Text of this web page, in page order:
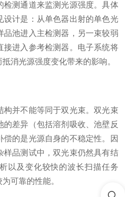
检测通道来监测光源强度。具体
设计是：从单色器出射的单色光
品池进入主检测器，另一束较弱
接进入参考检测器。电子系统将
消光源强度变化带来的影响。
构并不能等同于双光束。双光束
差异（包括溶剂吸收、池壁反
的是光源自身的不稳定性。因
样品测试中，双光束仍然具有结
以及变化较快的波长扫描任务
可靠的性能。